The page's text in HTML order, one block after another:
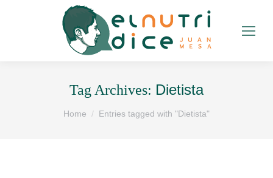
Tag Archives: Dietista
You are here:
Home Entries tagged with "Dietista"